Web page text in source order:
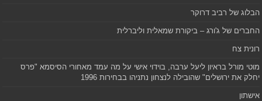
הבלוג של רביב דרוקר
החברים של ג'ורג – ביקורת שמאלית וליברלית
רונית צח
מוטי מורל בראיון ליעל ערבה, בוידוי אישי על מה עמד מאחורי הסיסמא "פרס
יחלק את ירושלים" שהובילה לנצחון נתניהו בבחירות 1996
אישתון